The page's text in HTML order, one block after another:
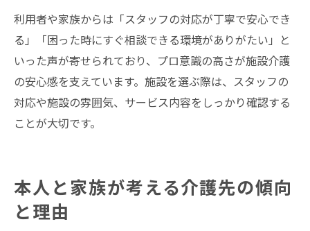
利用者や家族からは「スタッフの対応が丁寧で安心でき
る」「困った時にすぐ相談できる環境がありがたい」と
いった声が寄せられており、プロ意識の高さが施設介護
の安心感を支えています。施設を選ぶ際は、スタッフの
対応や施設の雰囲気、サービス内容をしっかり確認する
ことが大切です。
本人と家族が考える介護先の傾向
と理由